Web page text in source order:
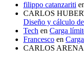
filippo catanzariti
CARLOS
Diseño y cálculo
Tech en Carga
Francesco en
CARLOS